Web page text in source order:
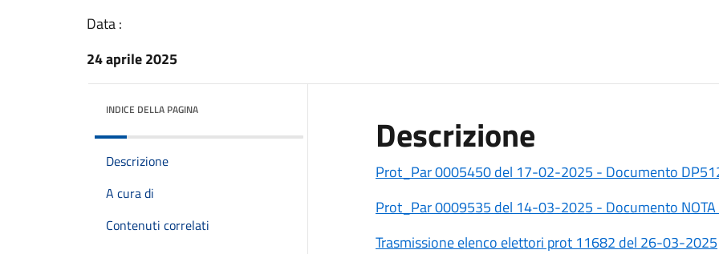
Data :
24 aprile 2025
INDICE DELLA PAGINA
Descrizione
A cura di
Contenuti correlati
Descrizione
Prot_Par 0005450 del 17-02-2025 - Documento
Prot_Par 0009535 del 14-03-2025 - Documento NOTA
Trasmissione elenco elettori prot 11682 del 26-03-2025